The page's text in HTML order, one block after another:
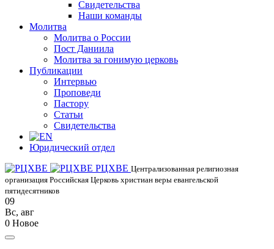
Свидетельства
Наши команды
Молитва
Молитва о России
Пост Даниила
Молитва за гонимую церковь
Публикации
Интервью
Проповеди
Пастору
Статьи
Свидетельства
Юридический отдел
РЦХВЕ Централизованная религиозная
организация Российская Церковь христиан веры евангельской
пятидесятников
09
Вс, авг
0 Новое